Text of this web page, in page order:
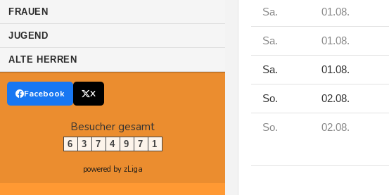
FRAUEN
JUGEND
ALTE HERREN
Facebook X
Besucher gesamt
6 3 7 4 9 7 1
powered by zLiga
Sa. 01.08.
Sa. 01.08.
Sa. 01.08.
So. 02.08.
So. 02.08.